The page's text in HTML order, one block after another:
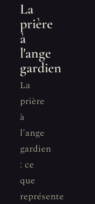
La
prière
à
l'ange
gardien
La
prière
à
l'ange
gardien
: ce
que
représente